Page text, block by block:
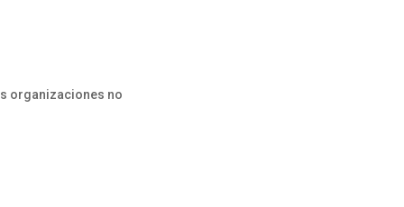
organizaciones no